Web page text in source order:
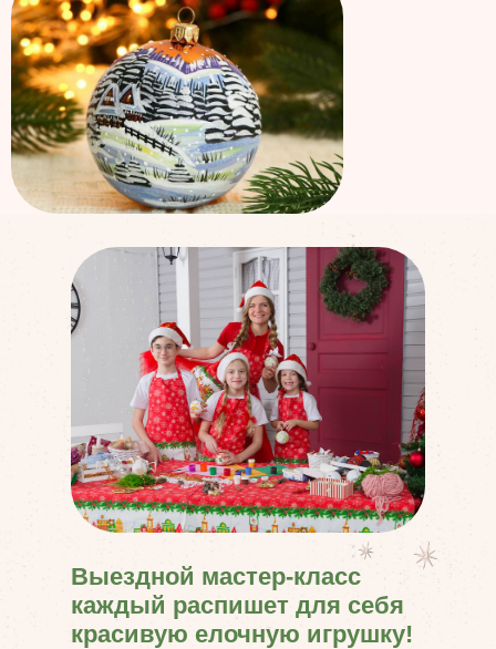
Выездной мастер-класс
каждый распишет для себя
красивую елочную игрушку!